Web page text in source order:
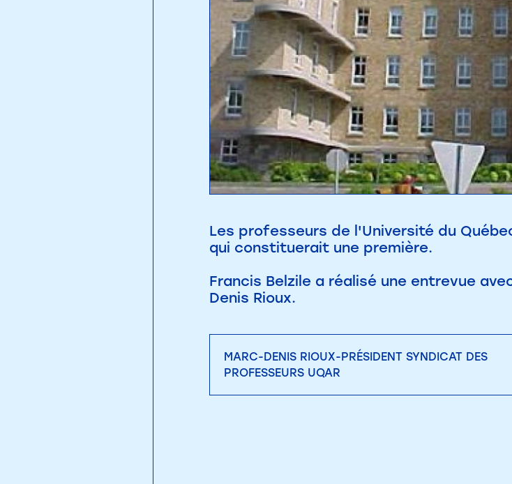
Les professeurs de l'Université du
qui constituerait une première.
Francis Belzile a réalisé une entrevue
Denis Rioux.
MARC-DENIS RIOUX-PRÉSIDENT SYNDICAT DES
PROFESSEURS UQAR